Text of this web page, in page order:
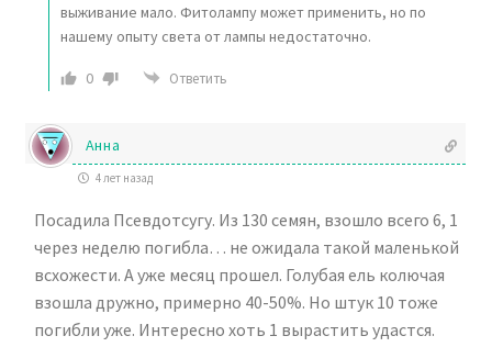
выживание мало. Фитолампу может применить, но по
нашему опыту света от лампы недостаточно.
0 Ответить
Анна
4 лет назад
Посадила Псевдотсугу. Из 130 семян, взошло всего 6, 1
через неделю погибла… не ожидала такой маленькой
всхожести. А уже месяц прошел. Голубая ель колючая
взошла дружно, примерно 40-50%. Но штук 10 тоже
погибли уже. Интересно хоть 1 вырастить удастся.